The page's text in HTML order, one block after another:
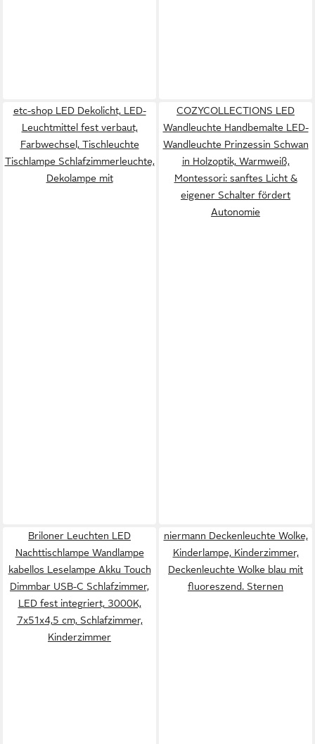
etc-shop LED Dekolicht, LED-
Leuchtmittel fest verbaut,
Farbwechsel, Tischleuchte
Tischlampe Schlafzimmerleuchte,
Dekolampe mit
COZYCOLLECTIONS LED
Wandleuchte Handbemalte LED-
Wandleuchte Prinzessin Schwan
in Holzoptik, Warmweiß,
Montessori: sanftes Licht &
eigener Schalter fördert
Autonomie
Briloner Leuchten LED
Nachttischlampe Wandlampe
kabellos Leselampe Akku Touch
Dimmbar USB-C Schlafzimmer,
LED fest integriert, 3000K,
7x51x4,5 cm, Schlafzimmer,
Kinderzimmer
niermann Deckenleuchte Wolke,
Kinderlampe, Kinderzimmer,
Deckenleuchte Wolke blau mit
fluoreszend. Sternen